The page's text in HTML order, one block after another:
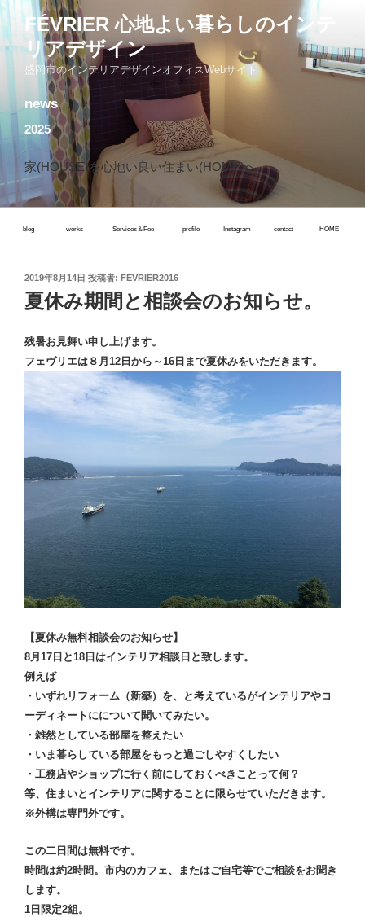
コ
ン
テ
プ
FÉVRIER 心地よい暮らしのインテ
リアデザイン
盛岡市のインテリアデザインオフィスWebサイト
news
2025
家(HOUSE)を心地い良い住まい(HOME)へ
blog works Services＆Fee profile Instagram contact HOME
投
稿
日:
2019年8月14日 投稿者: FEVRIER2016
夏休み期間と相談会のお知らせ。
残暑お見舞い申し上げます。
フェヴリエは８月12日から～16日まで夏休みをいただきます。
【夏休み無料相談会のお知らせ】
8月17日と18日はインテリア相談日と致します。
例えば
・いずれリフォーム（新築）を、と考えているがインテリアやコ
ーディネートにについて聞いてみたい。
・雑然としている部屋を整えたい
・いま暮らしている部屋をもっと過ごしやすくしたい
・工務店やショップに行く前にしておくべきことって何？
等、住まいとインテリアに関することに限らせていただきます。
※外構は専門外です。
この二日間は無料です。
時間は約2時間。市内のカフェ、またはご自宅等でご相談をお聞き
します。
1日限定2組。